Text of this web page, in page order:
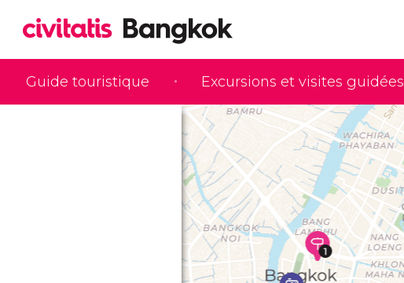
Guide touristique Excursions et visites guidées